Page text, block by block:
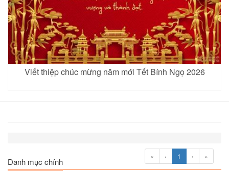
Viết thiệp chúc mừng năm mới Tết Bính Ngọ 2026
« ‹ 1 › »
Danh mục chính